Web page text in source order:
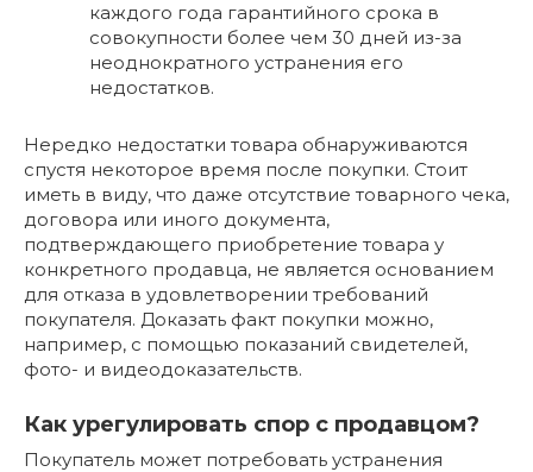
каждого года гарантийного срока в
совокупности более чем 30 дней из-за
неоднократного устранения его
недостатков.
Нередко недостатки товара обнаруживаются
спустя некоторое время после покупки. Стоит
иметь в виду, что даже отсутствие товарного чека,
договора или иного документа,
подтверждающего приобретение товара у
конкретного продавца, не является основанием
для отказа в удовлетворении требований
покупателя. Доказать факт покупки можно,
например, с помощью показаний свидетелей,
фото- и видеодоказательств.
Как урегулировать спор с продавцом?
Покупатель может потребовать устранения